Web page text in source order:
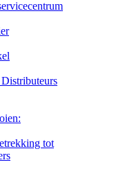
tot